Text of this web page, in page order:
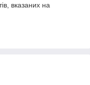
вказаних на